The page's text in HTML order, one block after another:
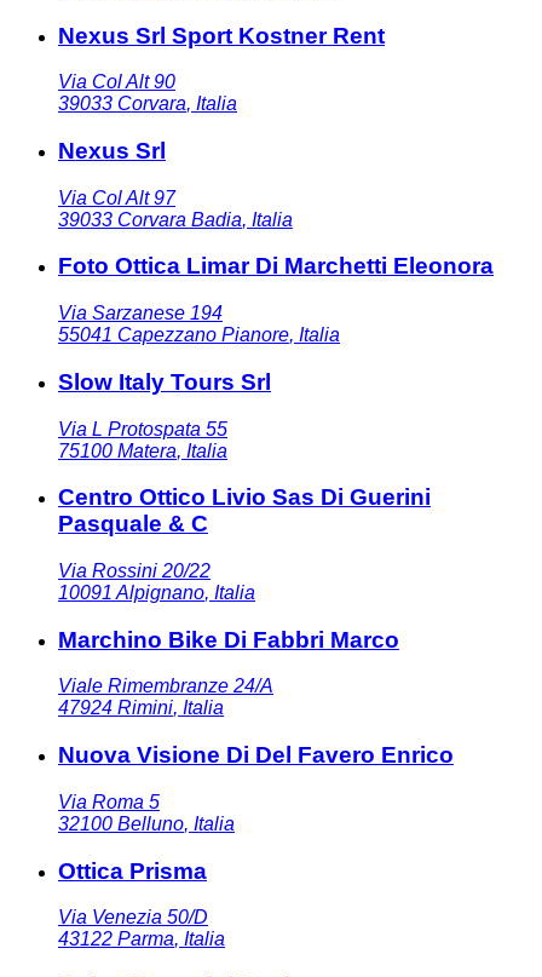
Nexus Srl Sport Kostner Rent
Via Col Alt 90
39033 Corvara, Italia
Nexus Srl
Via Col Alt 97
39033 Corvara Badia, Italia
Foto Ottica Limar Di Marchetti Eleonora
Via Sarzanese 194
55041 Capezzano Pianore, Italia
Slow Italy Tours Srl
Via L Protospata 55
75100 Matera, Italia
Centro Ottico Livio Sas Di Guerini
Pasquale & C
Via Rossini 20/22
10091 Alpignano, Italia
Marchino Bike Di Fabbri Marco
Viale Rimembranze 24/A
47924 Rimini, Italia
Nuova Visione Di Del Favero Enrico
Via Roma 5
32100 Belluno, Italia
Ottica Prisma
Via Venezia 50/D
43122 Parma, Italia